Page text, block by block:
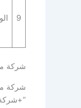
9
شركة
شركة